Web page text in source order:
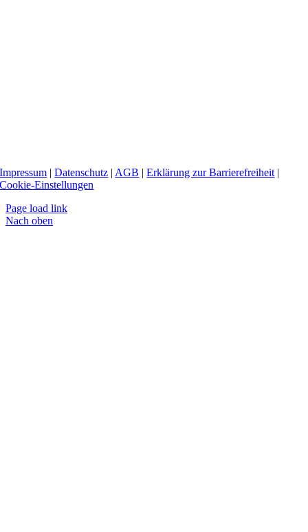
Impressum |Datenschutz | AGB |Erklärung zur Barrierefreiheit |
Cookie-Einstellungen
Page load link
Nach oben